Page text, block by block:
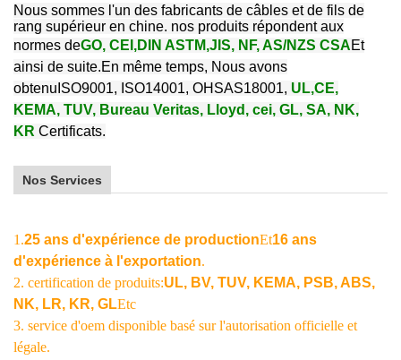
Nous sommes l'un des fabricants de câbles et de fils de
rang supérieur en chine. nos produits répondent aux
normes deGO, CEI,DIN ASTM,JIS, NF, AS/NZS CSAEt
ainsi de suite.En même temps, Nous avons
obtenu ISO9001, ISO14001, OHSAS18001, UL,CE,
KEMA, TUV, Bureau Veritas, Lloyd, cei, GL, SA, NK,
KR Certificats.
Nos Services
1.25 ans d'expérience de productionEt16 ans
d'expérience à l'exportation.
2. certification de produits:UL, BV, TUV, KEMA, PSB, ABS,
NK, LR, KR, GLEtc
3. service d'oem disponible basé sur l'autorisation officielle et
légale.